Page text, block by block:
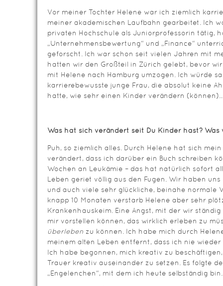
Vor meiner Tochter Helene war ich ziemlich
meiner akademischen Laufbahn gearbeitet. Ich
privaten Hochschule als Juniorprofessorin tätig,
„Unternehmensbewertung“ und „Finance“
geforscht. Ich war schon seit vielen Jahren mit
hatten wir den Großteil in Zürich gelebt, bevor
mit Helene nach Hamburg umzogen. Ich würde
karrierebewusste junge Frau, die absolut keine
hatte, wie sehr einen Kinder verändern
Was hat sich verändert seit Du Kinder hast? Was
Puh, so ziemlich alles. Durch Helene hat sich
verändert, dass ich darüber ein Buch schreiben
Wochen an Leukämie – das hat natürlich sofort
Leben geriet völlig aus den Fugen. Wir haben
und auch viele sehr glückliche, beinahe normale
knapp 10 Monaten verstarb Helene aber sehr
Krankenhauskeim. Eine Angst, mit der wir
mir vorstellen können, das wirklich erleben zu
überleben zu können. Ich habe mich durch
meinem alten Leben entfernt, dass ich nie
Ich habe begonnen, mich kreativ zu
Trauer kreativ auseinander zu setzen. Es folgte
„Engelenchen“, mit dem ich heute selbständig bin.